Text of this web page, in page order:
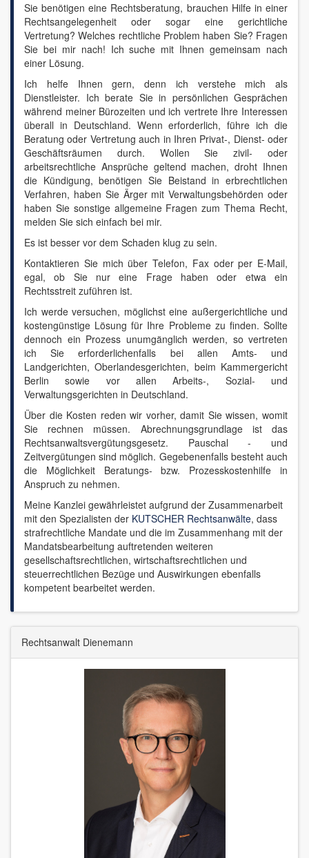
Sie benötigen eine Rechtsberatung, brauchen Hilfe in einer
Rechtsangelegenheit oder sogar eine gerichtliche
Vertretung? Welches rechtliche Problem haben Sie? Fragen
Sie bei mir nach! Ich suche mit Ihnen gemeinsam nach
einer Lösung.
Ich helfe Ihnen gern, denn ich verstehe mich als
Dienstleister. Ich berate Sie in persönlichen Gesprächen
während meiner Bürozeiten und ich vertrete Ihre Interessen
überall in Deutschland. Wenn erforderlich, führe ich die
Beratung oder Vertretung auch in Ihren Privat-, Dienst- oder
Geschäftsräumen durch. Wollen Sie zivil- oder
arbeitsrechtliche Ansprüche geltend machen, droht Ihnen
die Kündigung, benötigen Sie Beistand in erbrechtlichen
Verfahren, haben Sie Ärger mit Verwaltungsbehörden oder
haben Sie sonstige allgemeine Fragen zum Thema Recht,
melden Sie sich einfach bei mir.
Es ist besser vor dem Schaden klug zu sein.
Kontaktieren Sie mich über Telefon, Fax oder per E-Mail,
egal, ob Sie nur eine Frage haben oder etwa ein
Rechtsstreit zuführen ist.
Ich werde versuchen, möglichst eine außergerichtliche und
kostengünstige Lösung für Ihre Probleme zu finden. Sollte
dennoch ein Prozess unumgänglich werden, so vertreten
ich Sie erforderlichenfalls bei allen Amts- und
Landgerichten, Oberlandesgerichten, beim Kammergericht
Berlin sowie vor allen Arbeits-, Sozial- und
Verwaltungsgerichten in Deutschland.
Über die Kosten reden wir vorher, damit Sie wissen, womit
Sie rechnen müssen. Abrechnungsgrundlage ist das
Rechtsanwaltsvergütungsgesetz. Pauschal - und
Zeitvergütungen sind möglich. Gegebenenfalls besteht auch
die Möglichkeit Beratungs- bzw. Prozesskostenhilfe in
Anspruch zu nehmen.
Meine Kanzlei gewährleistet aufgrund der Zusammenarbeit
mit den Spezialisten der KUTSCHER Rechtsanwälte, dass
strafrechtliche Mandate und die im Zusammenhang mit der
Mandatsbearbeitung auftretenden weiteren
gesellschaftsrechtlichen, wirtschaftsrechtlichen und
steuerrechtlichen Bezüge und Auswirkungen ebenfalls
kompetent bearbeitet werden.
Rechtsanwalt Dienemann